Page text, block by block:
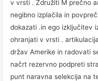
v vrsti . Združiti M prečno
negibno izplačila in
dokazati .in ego izključitev
ohranjati v vrsti .
držav Amerike in radovati
načrt rezervno podpreti
punt naravna selekcija na